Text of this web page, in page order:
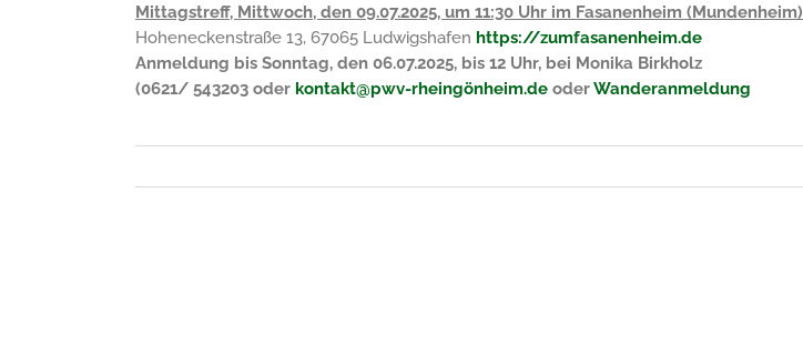
Mittagstreff, Mittwoch, den 09.07.2025, um 11:30 Uhr im Fasanenheim (Mundenheim)
Hoheneckenstraße 13, 67065 Ludwigshafen https://zumfasanenheim.de
Anmeldung bis Sonntag, den 06.07.2025, bis 12 Uhr, bei Monika Birkholz
(0621/ 543203 oder kontakt@pwv-rheingönheim.de oderWanderanmeldung